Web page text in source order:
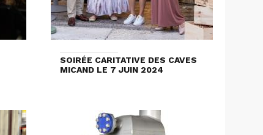
SOIRÉE CARITATIVE DES CAVES
MICAND LE 7 JUIN 2024